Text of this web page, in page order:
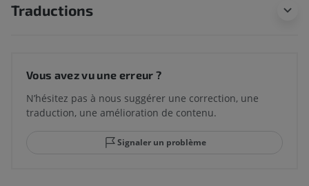
Traductions
Vous avez vu une erreur ?
N’hésitez pas à nous suggérer une correction, une
traduction, une amélioration de contenu.
Signaler un problème